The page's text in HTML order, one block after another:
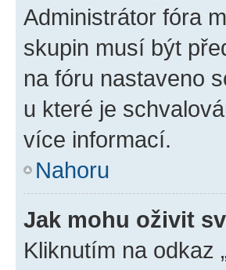
Administrátor fóra
skupin musí být
na fóru nastaveno
u které je
více informací.
Nahoru
Jak mohu oživit
Kliknutím na odkaz